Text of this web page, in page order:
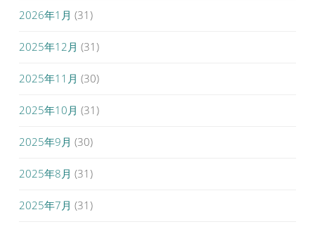
2026年1月 (31)
2025年12月 (31)
2025年11月 (30)
2025年10月 (31)
2025年9月 (30)
2025年8月 (31)
2025年7月 (31)